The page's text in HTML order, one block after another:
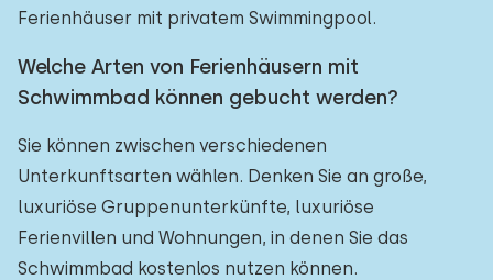
Ferienhäuser mit privatem Swimmingpool.
Welche Arten von Ferienhäusern mit
Schwimmbad können gebucht werden?
Sie können zwischen verschiedenen
Unterkunftsarten wählen. Denken Sie an große,
luxuriöse Gruppenunterkünfte, luxuriöse
Ferienvillen und Wohnungen, in denen Sie das
Schwimmbad kostenlos nutzen können.